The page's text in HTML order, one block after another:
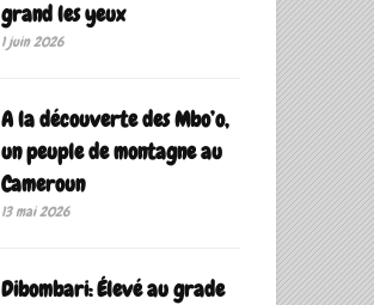
grand les yeux
1 juin 2026
A la découverte des Mbo’o,
un peuple de montagne au
Cameroun
13 mai 2026
Dibombari: Élevé au grade